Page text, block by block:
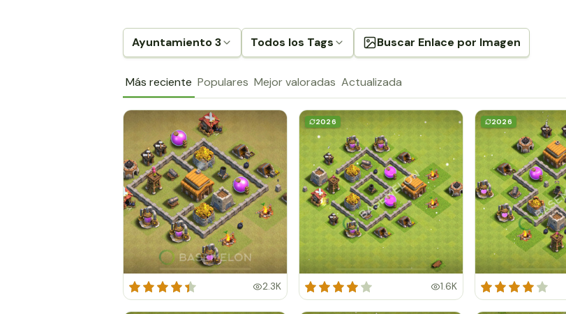
Ayuntamiento 3 Todos los Tags Buscar Enlace por Imagen
Más reciente Populares Mejor valoradas Actualizada
2.3K
2026
1.6K
2026